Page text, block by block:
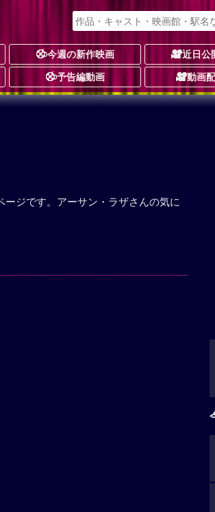
今週の新作映画 近日公
予告編動画 動画
ジです。アーサン・ラザさんの気に